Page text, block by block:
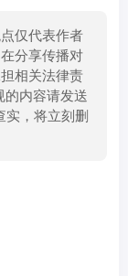
仅代表作者
分享传播对
相关法律责
内容请发送
，将立刻删